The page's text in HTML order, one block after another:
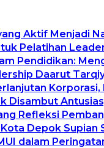
Aktif Menjadi
Pelatihan
Pendidikan:
Daarut
Disambut
Refleksi
Depok
dalam